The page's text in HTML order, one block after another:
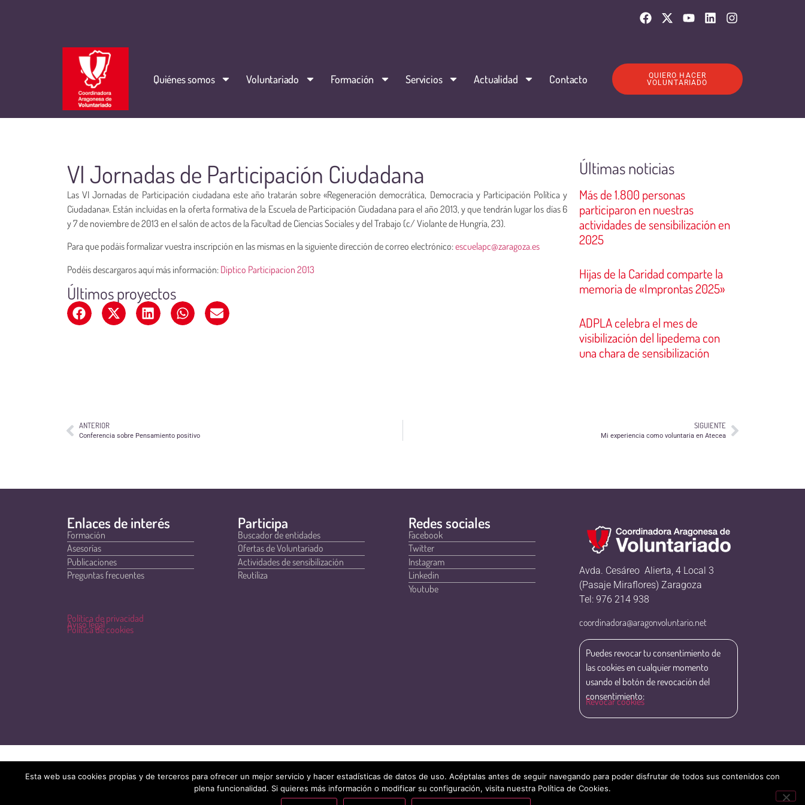
Quiénes somos Voluntariado Formación Servicios Actualidad Contacto
QUIERO HACER
VOLUNTARIADO
VI Jornadas de Participación Ciudadana
Las VI Jornadas de Participación ciudadana este año tratarán sobre «Regeneración democrática, Democracia y Participación Política y
Ciudadana». Están incluidas en la oferta formativa de la Escuela de Participación Ciudadana para el año 2013, y que tendrán lugar los días 6
y 7 de noviembre de 2013 en el salón de actos de la Facultad de Ciencias Sociales y del Trabajo (c/ Violante de Hungría, 23).
Para que podáis formalizar vuestra inscripción en las mismas en la siguiente dirección de correo electrónico:escuelapc@zaragoza.es
Podéis descargaros aquí más información: Diptico Participacion 2013
Últimos proyectos
Últimas noticias
Más de 1.800 personas
participaron en nuestras
actividades de sensibilización en
2025
Hijas de la Caridad comparte la
memoria de «Improntas 2025»
ADPLA celebra el mes de
visibilización del lipedema con
una chara de sensibilización
ANTERIOR
Conferencia sobre Pensamiento positivo
SIGUIENTE
Mi experiencia como voluntaria en Atecea
Enlaces de interés
Formación
Asesorías
Publicaciones
Preguntas frecuentes
Política de privacidad
Aviso legal
Política de cookies
Participa
Buscador de entidades
Ofertas de Voluntariado
Actividades de sensibilización
Reutiliza
Redes sociales
Facebook
Twitter
Instagram
Linkedin
Youtube
Avda. Cesáreo Alierta, 4 Local 3
(Pasaje Miraflores) Zaragoza
Tel: 976 214 938
coordinadora@aragonvoluntario.net
Puedes revocar tu consentimiento de
las cookies en cualquier momento
usando el botón de revocación del
consentimiento:
Revocar cookies
Esta web usa cookies propias y de terceros para ofrecer un mejor servicio y hacer estadísticas de datos de uso. Acéptalas antes de seguir navegando para poder disfrutar de todos sus contenidos con
plena funcionalidad. Si quieres más información o modificar su configuración, visita nuestra Política de Cookies.